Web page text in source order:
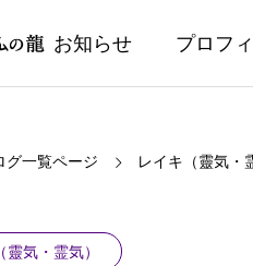
お知らせ プロフ
グ一覧ページ レイキ（靈気・
靈気・霊気）